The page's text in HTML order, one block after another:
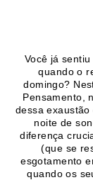
Você já
quando o
domingo?
Pensamento,
dessa
noite de
diferença
(que se
esgotamento
quando os